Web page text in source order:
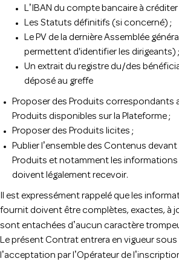
L’ IBAN du compte bancaire à créditer
Les Statuts définitifs (si concerné) ;
Le PV de la dernière Assemblée
permettent d'identifier les dirigeants) ;
Un extrait du registre du/des
déposé au greffe
Proposer des Produits correspondants
Produits disponibles sur la Plateforme ;
Proposer des Produits licites ;
Publier l ’ensemble des Contenus devant
Produits et notamment les informations
doivent légalement recevoir.
Il est expressément rappelé que les
fournit doivent être complètes, exactes, à
sont entachées d ’aucun caractère
Le présent Contrat entrera en vigueur sous
’acceptation par l ’Opérateur de l ’